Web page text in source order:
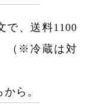
で、送料1100
（※冷蔵は対
ら。